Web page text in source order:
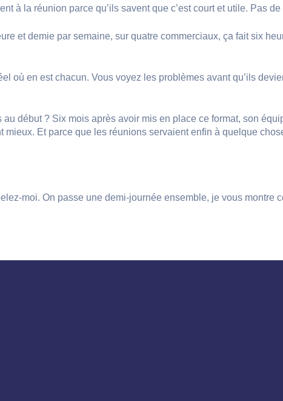
à la réunion parce qu’ils savent que c’est court et utile. Pas
et demie par semaine, sur quatre commerciaux, ça fait six
où en est chacun. Vous voyez les problèmes avant qu’ils
début ? Six mois après avoir mis en place ce format, son
mieux. Et parce que les réunions servaient enfin à quelque
moi. On passe une demi-journée ensemble, je vous montre